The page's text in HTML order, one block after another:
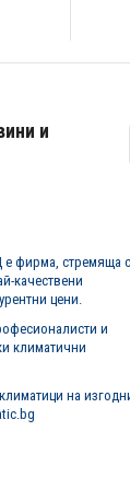
и
фирма, стремяща
качествени
цени.
и
климатични
на